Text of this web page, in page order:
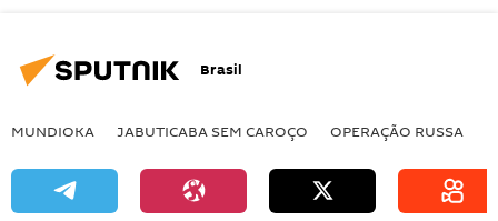
Brasil
MUNDIOKA JABUTICABA SEM CAROÇO OPERAÇÃO RUSSA